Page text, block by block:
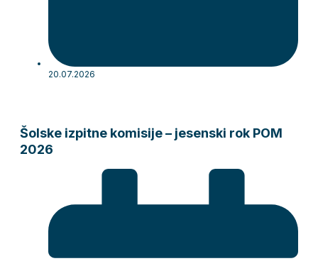
20.07.2026
Šolske izpitne komisije – jesenski rok POM
2026